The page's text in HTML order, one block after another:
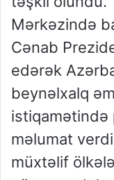
Mərkəzində
Cənab
edərək
beynəlxalq
istiqamətində
məlumat
müxtəlif